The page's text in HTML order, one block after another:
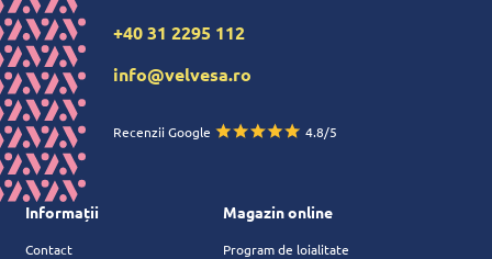
+40 31 2295 112
info@velvesa.ro
Recenzii Google 4.8/5
Informații
Contact
Magazin online
Program de loialitate